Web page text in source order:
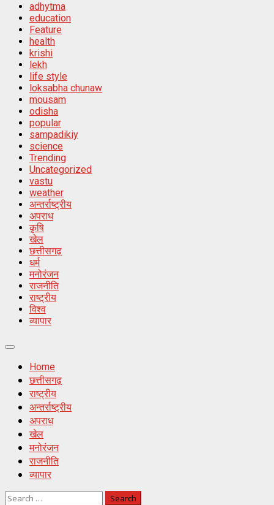
adhytma
education
Feature
health
krishi
lekh
life style
loksabha chunaw
mousam
odisha
popular
sampadikiy
science
Trending
Uncategorized
vastu
weather
अन्तर्राष्ट्रीय
अपराध
कृषि
खेल
छत्तीसगढ़
धर्म
मनोरंजन
राजनीति
राष्ट्रीय
विश्व
व्यापार
Primary
MenuHome
छत्तीसगढ़
राष्ट्रीय
अन्तर्राष्ट्रीय
अपराध
खेल
मनोरंजन
राजनीति
व्यापार
Search